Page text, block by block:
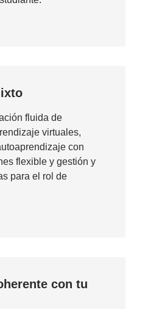
fluida de
virtuales,
con
flexible y gestión y
para el rol de
con tu